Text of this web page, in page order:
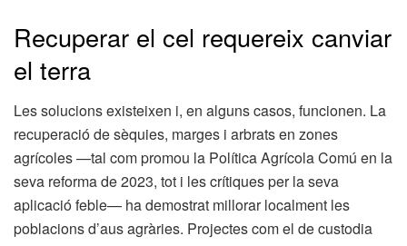
Recuperar el cel requereix canviar
el terra
Les solucions existeixen i, en alguns casos, funcionen. La
recuperació de sèquies, marges i arbrats en zones
agrícoles —tal com promou la Política Agrícola Comú en la
seva reforma de 2023, tot i les crítiques per la seva
aplicació feble— ha demostrat millorar localment les
poblacions d’aus agràries. Projectes com el de custodia